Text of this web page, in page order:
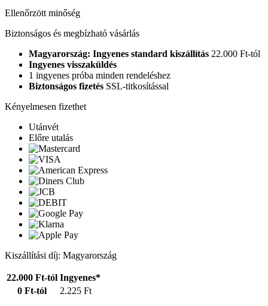
Ellenőrzött minőség
Biztonságos és megbízható vásárlás
Magyarország: Ingyenes standard kiszállítás 22.000 Ft-tól
Ingyenes visszaküldés
1 ingyenes próba minden rendeléshez
Biztonságos fizetés SSL-titkosítással
Kényelmesen fizethet
Utánvét
Előre utalás
Kiszállítási díj: Magyarország
22.000 Ft-tól Ingyenes*
0 Ft-tól
2.225 Ft